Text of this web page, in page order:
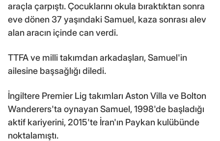
araçla çarpıştı. Çocuklarını okula bıraktıktan sonra
eve dönen 37 yaşındaki Samuel, kaza sonrası alev
alan aracın içinde can verdi.
TTFA ve milli takımdan arkadaşları, Samuel'in
ailesine başsağlığı diledi.
İngiltere Premier Lig takımları Aston Villa ve Bolton
Wanderers'ta oynayan Samuel, 1998'de başladığı
aktif kariyerini, 2015'te İran'ın Paykan kulübünde
noktalamıştı.